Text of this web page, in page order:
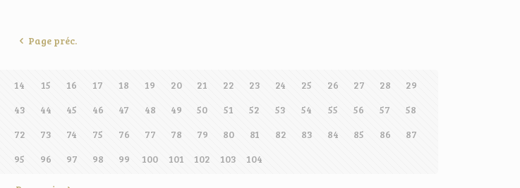
Page préc.
14 15 16 17 18 19 20 21 22 23 24 25 26 27 28
29
43 44 45 46 47 48 49 50 51 52 53 54 55 56 57
58
72 73 74 75 76 77 78 79 80 81 82 83 84 85 86
87
95 96 97 98 99 100 101 102 103 104